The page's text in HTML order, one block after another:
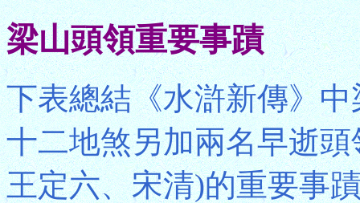
梁山頭領重要事蹟
下表總結《水滸新傳》
十二地煞另加兩名早逝
王定六、宋清)的重要事